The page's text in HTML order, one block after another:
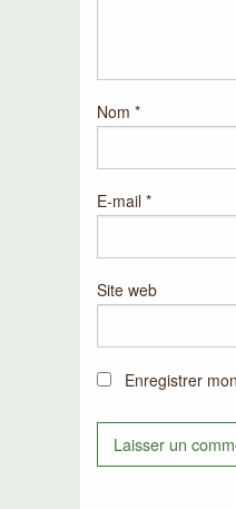
Nom *
E-mail *
Site web
Enregistrer